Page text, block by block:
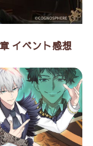
イベント感想